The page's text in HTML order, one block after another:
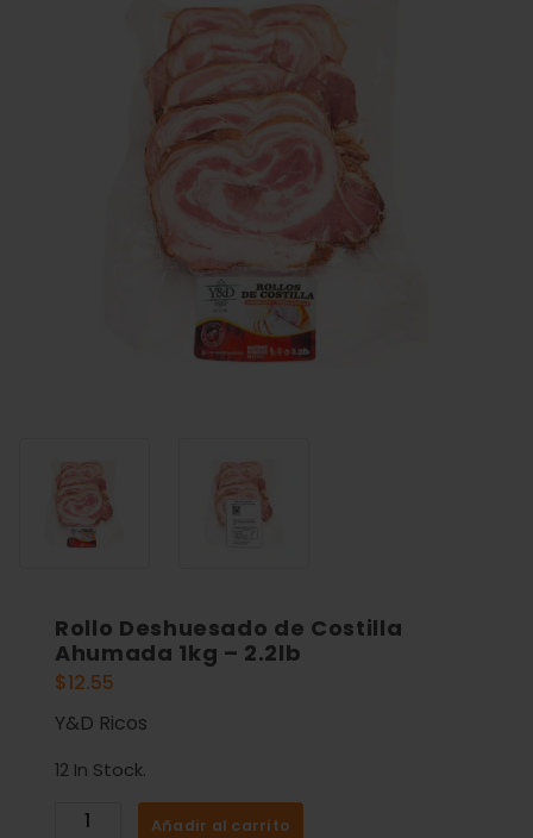
Rollo Deshuesado de Costilla
Ahumada 1kg – 2.2lb
$12.55
Y&D Ricos
12 In Stock.
Añadir al carrito